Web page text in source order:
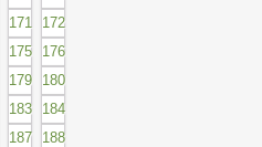
171
172
175
176
179
180
183
184
187
188